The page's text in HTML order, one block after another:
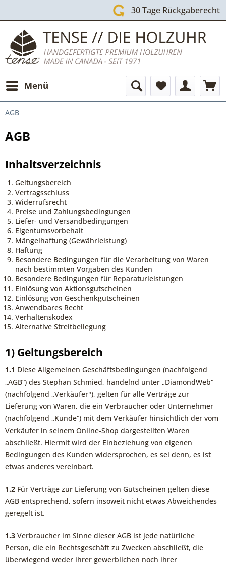
30 Tage Rückgaberecht
Menü
AGB
AGB
Inhaltsverzeichnis
Geltungsbereich
Vertragsschluss
Widerrufsrecht
Preise und Zahlungsbedingungen
Liefer- und Versandbedingungen
Eigentumsvorbehalt
Mängelhaftung (Gewährleistung)
Haftung
Besondere Bedingungen für die Verarbeitung von Waren
nach bestimmten Vorgaben des Kunden
Besondere Bedingungen für Reparaturleistungen
Einlösung von Aktionsgutscheinen
Einlösung von Geschenkgutscheinen
Anwendbares Recht
Verhaltenskodex
Alternative Streitbeilegung
1) Geltungsbereich
1.1 Diese Allgemeinen Geschäftsbedingungen (nachfolgend
„AGB“) des Stephan Schmied, handelnd unter „DiamondWeb“
(nachfolgend „Verkäufer"), gelten für alle Verträge zur
Lieferung von Waren, die ein Verbraucher oder Unternehmer
(nachfolgend „Kunde“) mit dem Verkäufer hinsichtlich der vom
Verkäufer in seinem Online-Shop dargestellten Waren
abschließt. Hiermit wird der Einbeziehung von eigenen
Bedingungen des Kunden widersprochen, es sei denn, es ist
etwas anderes vereinbart.
1.2 Für Verträge zur Lieferung von Gutscheinen gelten diese
AGB entsprechend, sofern insoweit nicht etwas Abweichendes
geregelt ist.
1.3 Verbraucher im Sinne dieser AGB ist jede natürliche
Person, die ein Rechtsgeschäft zu Zwecken abschließt, die
überwiegend weder ihrer gewerblichen noch ihrer